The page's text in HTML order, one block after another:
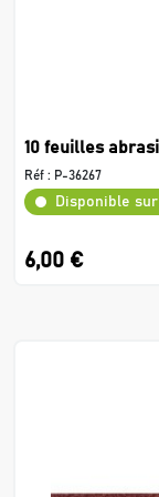
10 feuilles
Réf : P-36267
Disponible
6,00 €